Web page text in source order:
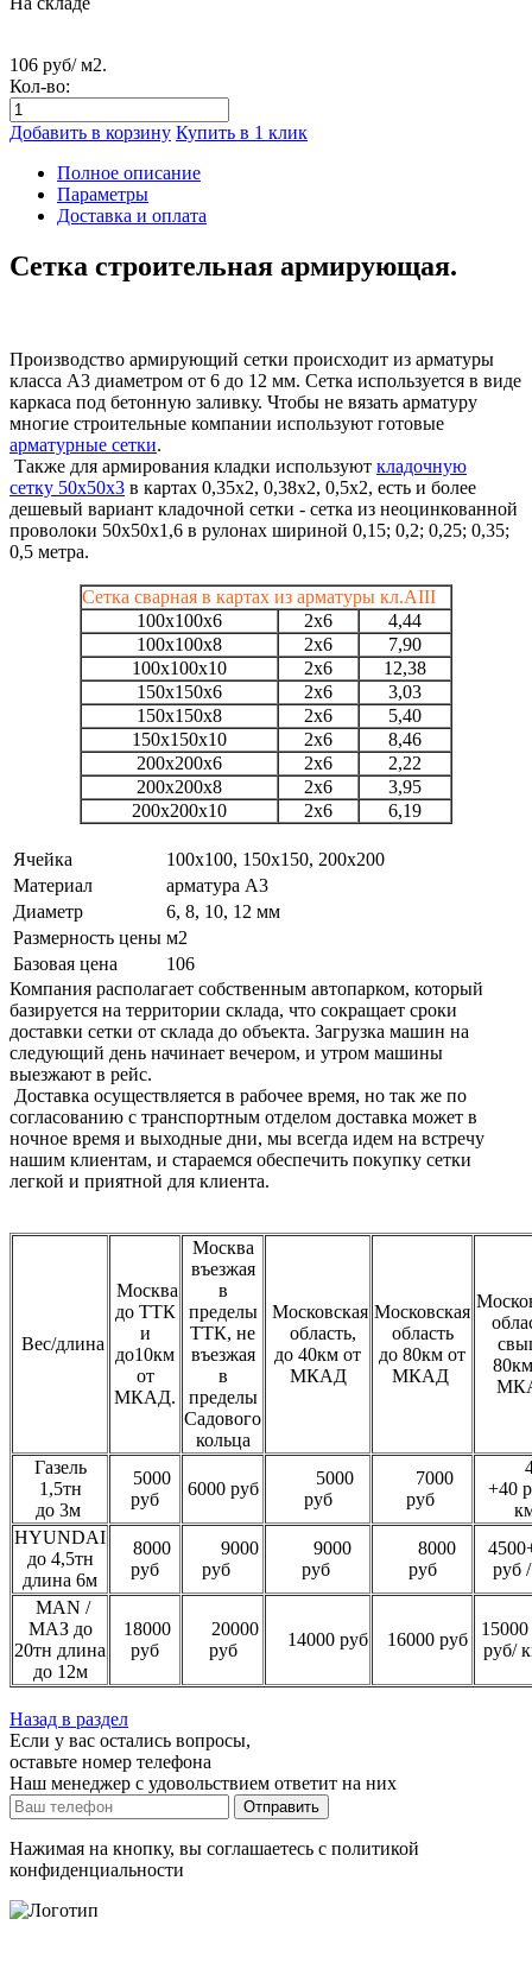
106 руб/ м2.
Кол-во:
Добавить в корзину Купить в 1 клик
Полное описание
Параметры
Доставка и оплата
Сетка строительная армирующая.
Производство армирующий сетки происходит из арматуры
класса А3 диаметром от 6 до 12 мм. Сетка используется в виде
каркаса под бетонную заливку. Чтобы не вязать арматуру
многие строительные компании используют готовые
арматурные сетки.
Также для армирования кладки используют кладочную
сетку 50х50х3 в картах 0,35х2, 0,38х2, 0,5х2, есть и более
дешевый вариант кладочной сетки - сетка из неоцинкованной
проволоки 50х50х1,6 в рулонах шириной 0,15; 0,2; 0,25; 0,35;
0,5 метра.
Сетка сварная в картах из арматуры кл.АIII
100х100х6
2х6
4,44
100х100х8
2х6
7,90
100х100х10
2х6
12,38
150х150х6
2х6
3,03
150х150х8
2х6
5,40
150х150х10
2х6
8,46
200х200х6
2х6
2,22
200х200х8
2х6
3,95
200х200х10
2х6 6,19
Ячейка
100х100, 150х150, 200х200
Материал
арматура А3
Диаметр
6, 8, 10, 12 мм
Размерность цены м2
Базовая цена
106
Компания располагает собственным автопарком, который
базируется на территории склада, что сокращает сроки
доставки сетки от склада до объекта. Загрузка машин на
следующий день начинает вечером, и утром машины
выезжают в рейс.
Доставка осуществляется в рабочее время, но так же по
согласованию с транспортным отделом доставка может в
ночное время и выходные дни, мы всегда идем на встречу
нашим клиентам, и стараемся обеспечить покупку сетки
легкой и приятной для клиента.
Вес/длина
Москва
до ТТК
и
до10км
от
МКАД.
Москва
въезжая
в
пределы
ТТК, не
въезжая
в
пределы
Садового
кольца
Московская
область,
до 40км от
МКАД
Московская
область
до 80км от
МКАД
Газель
1,5тн
до 3м
5000
руб
6000 руб
5000
руб
7000
руб
+40
HYUNDAI
до 4,5тн
длина 6м
8000
руб
9000
руб
9000
руб
8000
руб
руб
MAN /
МАЗ до
20тн длина
до 12м
18000
руб
20000
руб
14000 руб 16000 руб
Назад в раздел
Если у вас остались вопросы,
оставьте номер телефона
Наш менеджер с удовольствием ответит на них
Отправить
Нажимая на кнопку, вы соглашаетесь с политикой
конфиденциальности